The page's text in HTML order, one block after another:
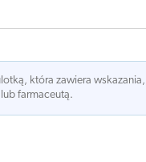
która zawiera
farmaceutą.